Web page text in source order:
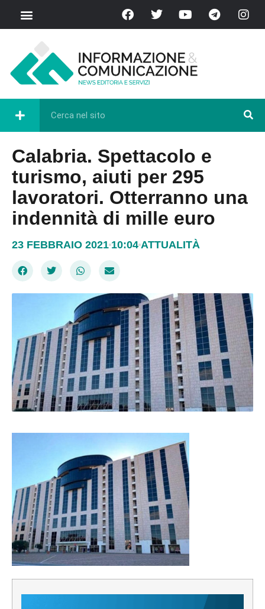
Calabria. Spettacolo e
turismo, aiuti per 295
lavoratori. Otterranno una
indennità di mille euro
23 FEBBRAIO 2021 10:04 ATTUALITÀ